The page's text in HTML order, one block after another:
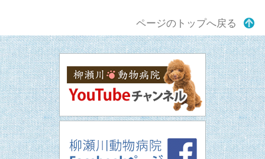
ページのトップへ戻る